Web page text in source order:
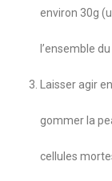
environ 30g
l’ensemble
Laisser agir
gommer la
cellules